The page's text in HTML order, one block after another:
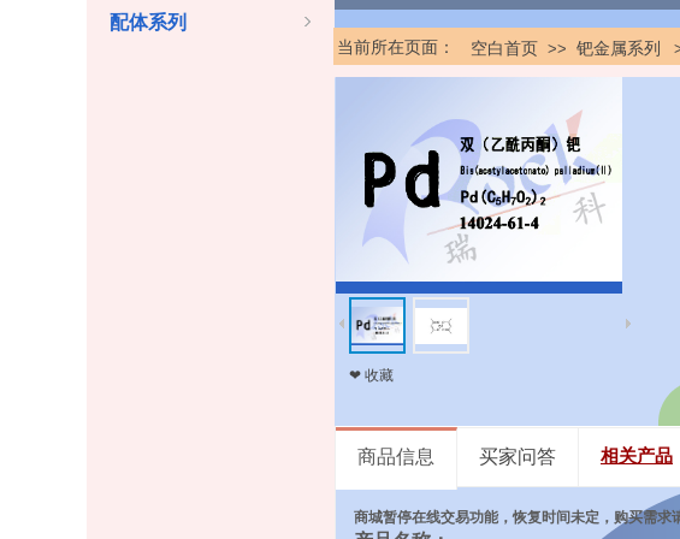
配体系列
当前所在页面： 空白首页 >> 钯金属系列
❤ 收藏
商品信息 买家问答 相关产品
商城暂停在线交易功能，恢复时间未定，购买需求